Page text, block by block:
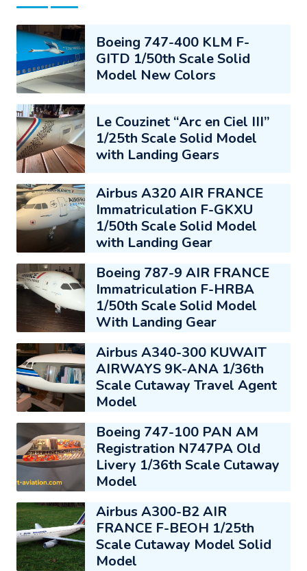
Boeing 747-400 KLM F-
GITD 1/50th Scale Solid
Model New Colors
Le Couzinet “Arc en Ciel III”
1/25th Scale Solid Model
with Landing Gears
Airbus A320 AIR FRANCE
Immatriculation F-GKXU
1/50th Scale Solid Model
with Landing Gear
Boeing 787-9 AIR FRANCE
Immatriculation F-HRBA
1/50th Scale Solid Model
With Landing Gear
Airbus A340-300 KUWAIT
AIRWAYS 9K-ANA 1/36th
Scale Cutaway Travel Agent
Model
Boeing 747-100 PAN AM
Registration N747PA Old
Livery 1/36th Scale Cutaway
Model
Airbus A300-B2 AIR
FRANCE F-BEOH 1/25th
Scale Cutaway Model Solid
Model